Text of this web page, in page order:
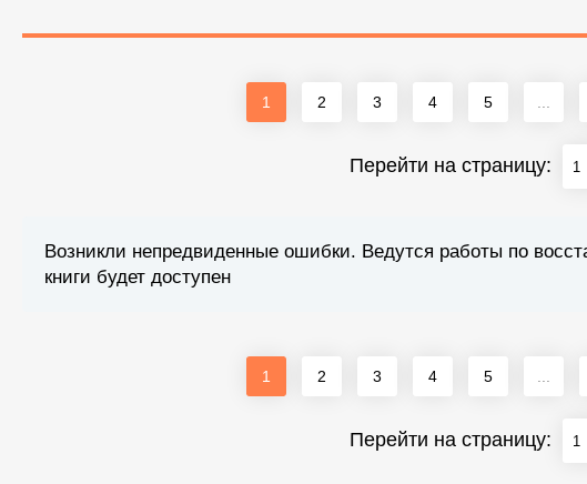
1 2 3 4 5
Перейти на страницу:
Возникли непредвиденные ошибки. Ведутся работы по
книги будет доступен
1 2 3 4 5
Перейти на страницу: